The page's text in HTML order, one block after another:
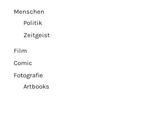
Menschen
Politik
Zeitgeist
Film
Comic
Fotografie
Artbooks